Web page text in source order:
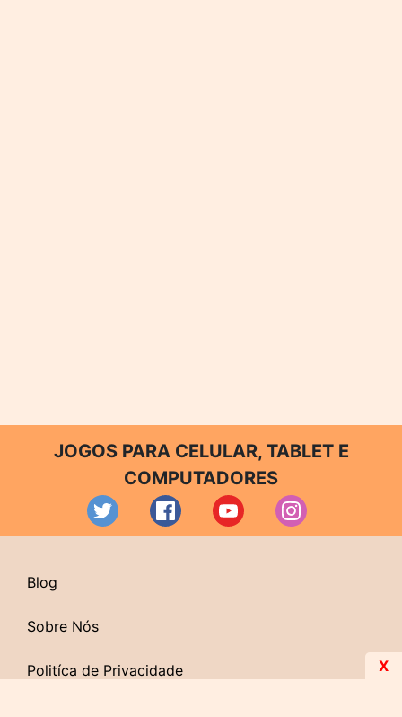
JOGOS PARA CELULAR, TABLET E
COMPUTADORES
Blog
Sobre Nós
Politíca de Privacidade X